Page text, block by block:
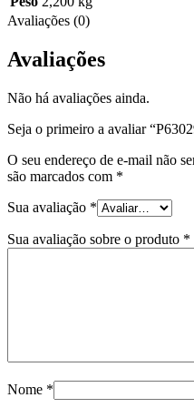
Avaliações (0)
Avaliações
Não há avaliações ainda.
Seja o primeiro a avaliar
O seu endereço de e-mail não
são marcados com *
Sua avaliação *
Sua avaliação sobre o produto *
Nome *